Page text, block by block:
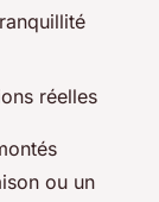
réelles
ou un